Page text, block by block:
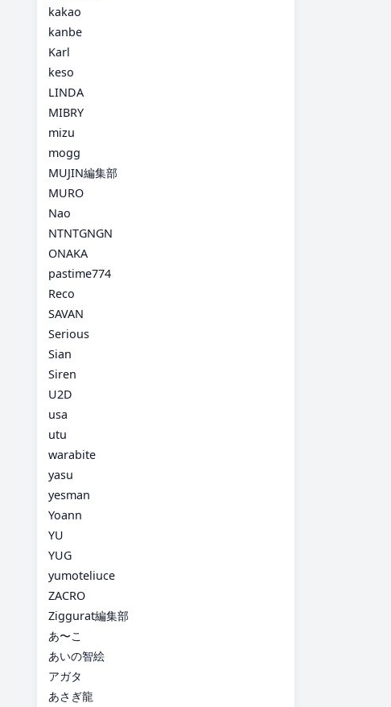
kakao
kanbe
Karl
keso
LINDA
MIBRY
mizu
mogg
MUJIN編集部
MURO
Nao
NTNTGNGN
ONAKA
pastime774
Reco
SAVAN
Serious
Sian
Siren
U2D
usa
utu
warabite
yasu
yesman
Yoann
YU
YUG
yumoteliuce
ZACRO
Ziggurat編集部
あ〜こ
あいの智絵
アガタ
あさぎ龍